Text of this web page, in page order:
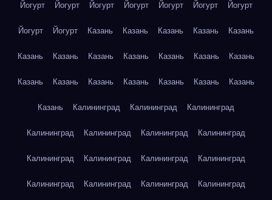
Йогурт Йогурт Йогурт Йогурт Йогурт Йогурт Йогурт
Йогурт Йогурт Казань Казань Казань Казань Казань
Казань Казань Казань Казань Казань Казань Казань
Казань Казань Казань Казань Казань Казань Казань
Казань Калининград Калининград Калининград
Калининград Калининград Калининград Калининград
Калининград Калининград Калининград Калининград
Калининград Калининград Калининград Калининград